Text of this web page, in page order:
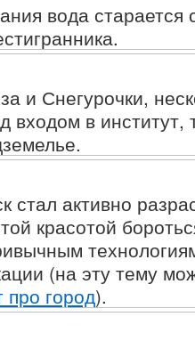
вода
и Снегурочки,
входом в институт,
стал активно
красотой
(на эту тему
город).